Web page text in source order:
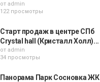
от admin
122 просмотры
Старт продаж в центре СПб
Crystal hall (Кристалл Холл)...
от admin
34 просмотры
Панорама Парк Сосновка ЖК